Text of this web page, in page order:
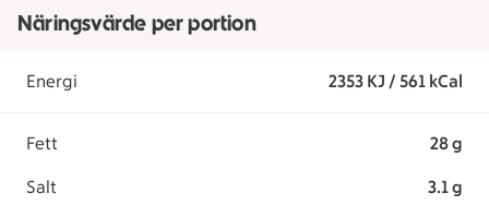
Näringsvärde per portion
Energi 2353 KJ / 561 kCal
Fett 28 g
Salt 3.1 g